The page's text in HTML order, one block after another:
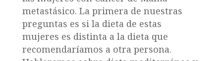
metastásico. La primera de nuestras
preguntas es si la dieta de estas
mujeres es distinta a la dieta que
recomendaríamos a otra persona.